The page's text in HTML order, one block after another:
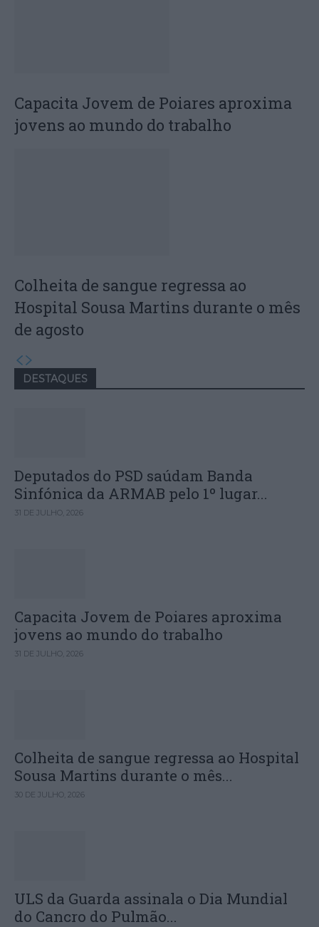
Capacita Jovem de Poiares aproxima
jovens ao mundo do trabalho
Colheita de sangue regressa ao
Hospital Sousa Martins durante o mês
de agosto
DESTAQUES
Deputados do PSD saúdam Banda
Sinfónica da ARMAB pelo 1º lugar...
31 DE JULHO, 2026
Capacita Jovem de Poiares aproxima
jovens ao mundo do trabalho
31 DE JULHO, 2026
Colheita de sangue regressa ao Hospital
Sousa Martins durante o mês...
30 DE JULHO, 2026
ULS da Guarda assinala o Dia Mundial
do Cancro do Pulmão...